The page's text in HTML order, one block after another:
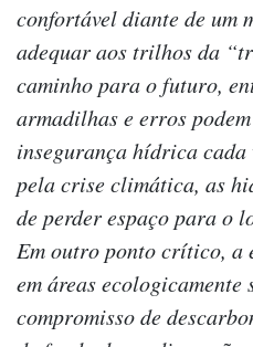
confortável diante de um
adequar aos trilhos da
caminho para o futuro,
armadilhas e erros
insegurança hídrica cada
pela crise climática, as
de perder espaço para o
Em outro ponto crítico, a
em áreas ecologicamente
compromisso de